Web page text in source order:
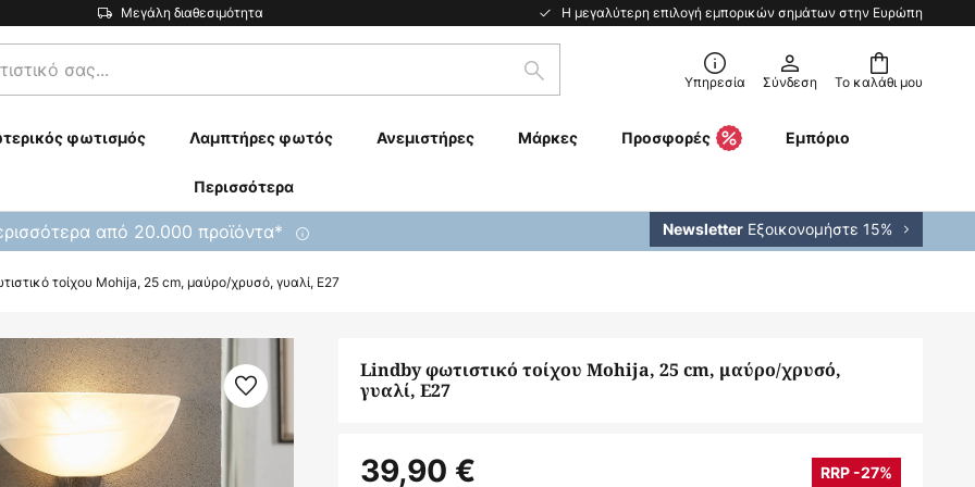
Μεγάλη διαθεσιμότητα Η μεγαλύτερη επιλογή εμπορικών σημάτων στην Ευρώπη
Το καλάθι μου
Αναζήτηση Υπηρεσία Σύνδεση
φωτισμός Λαμπτήρες φωτός Ανεμιστήρες Μάρκες Προσφορές Εμπόριο
Περισσότερα
από 20.000 προϊόντα* Newsletter Εξοικονομήστε 15%
τοίχου Mohija, 25 cm, μαύρο/χρυσό, γυαλί, E27
Lindby φωτιστικό τοίχου Mohija, 25 cm, μαύρο/χρυσό,
γυαλί, E27
39,90 € RRP -27%